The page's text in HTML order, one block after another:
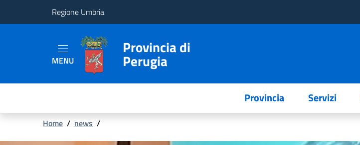
Regione Umbria
Tematiche
MENU
Provincia di
Perugia
Provincia Servizi
Briciole
Home / news /